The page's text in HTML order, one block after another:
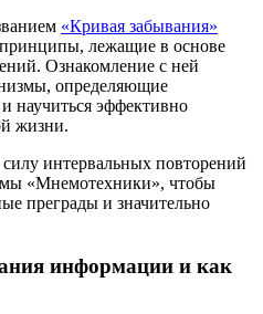
«Кривая забывания»
лежащие в основе
Ознакомление с ней
определяющие
научиться эффективно
жизни.
интервальных повторений
«Мнемотехники», чтобы
преграды и значительно
информации и как